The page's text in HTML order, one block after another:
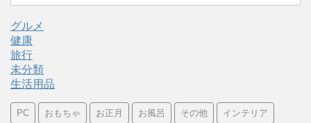
グルメ
健康
旅行
未分類
生活用品
PC おもちゃ お正月 お風呂 その他 インテリア